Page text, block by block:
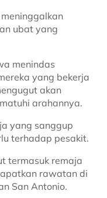
ubat yang
menindas
yang bekerja
akan
arahannya.
yang sanggup
terhadap pesakit.
termasuk remaja
rawatan di
San Antonio.